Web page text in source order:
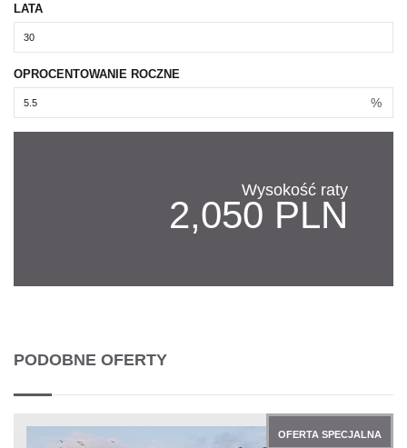
LATA
OPROCENTOWANIE ROCZNE
%
Wysokość raty
2,050 PLN
PODOBNE OFERTY
OFERTA SPECJALNA